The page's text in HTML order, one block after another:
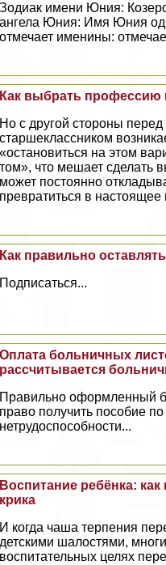
Зодиак имени Юния:
ангела Юния: Имя Юния
отмечает именины:
Как выбрать профессию
Но с другой стороны перед
старшеклассником
«остановиться на этом
том», что мешает сделать
может постоянно
превратиться в настоящее
Как правильно
Подписаться...
Оплата больничных
рассчитывается
Правильно оформленный
право получить пособие
нетрудоспособности...
Воспитание ребёнка:
крика
И когда чаша терпения
детскими шалостями,
воспитательных целях